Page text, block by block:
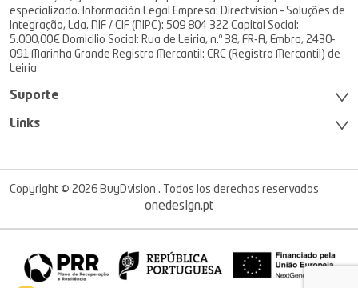
especializado. Información Legal Empresa: Directvision – Soluções de
Integração, Lda. NIF / CIF (NIPC): 509 804 322 Capital Social:
5.000,00€ Domicilio Social: Rua de Leiria, n.º 38, FR-A, Embra, 2430-
091 Marinha Grande Registro Mercantil: CRC (Registro Mercantil) de
Leiria
Suporte
Links
Copyright © 2026 BuyDvision . Todos los derechos reservados
onedesign.pt